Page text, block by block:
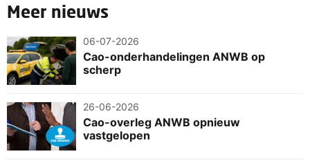
Meer nieuws
06-07-2026
Cao-onderhandelingen ANWB op
scherp
26-06-2026
Cao-overleg ANWB opnieuw
vastgelopen